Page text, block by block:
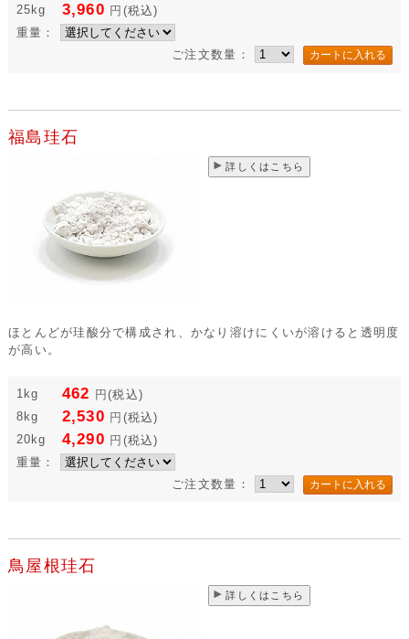
25kg
3,960 円 (税込)
重量：
ご注文数量：
福島珪石
詳しくはこちら
ほとんどが珪酸分で構成され、かなり溶けにくいが溶けると透明度
が高い。
1kg 462 円(税込)
8kg
2,530 円 (税込)
20kg
4,290 円 (税込)
重量：
ご注文数量：
鳥屋根珪石
詳しくはこちら